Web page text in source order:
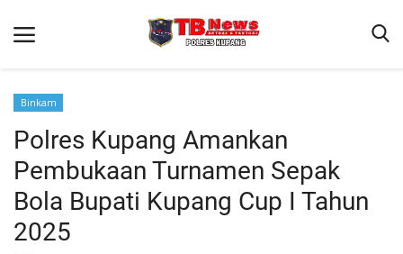
Beranda
Terms & Conditions
Reskrim
Binkam
Binkam
Polres Kupang Amankan
Pembukaan Turnamen Sepak
Bola Bupati Kupang Cup I Tahun
2025